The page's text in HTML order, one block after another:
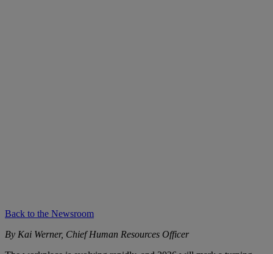
Back to the Newsroom
By Kai Werner, Chief Human Resources Officer